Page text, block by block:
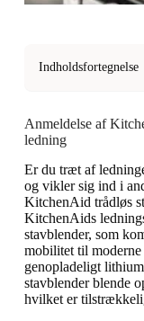
Indholdsfortegnelse
Anmeldelse af
ledning
Er du træt af
og vikler sig ind i
KitchenAid trådløs
KitchenAids
stavblender, som
mobilitet til
genopladeligt
stavblender blende
hvilket er